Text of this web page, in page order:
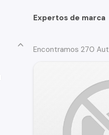
Expertos de marca
Encontramos 270